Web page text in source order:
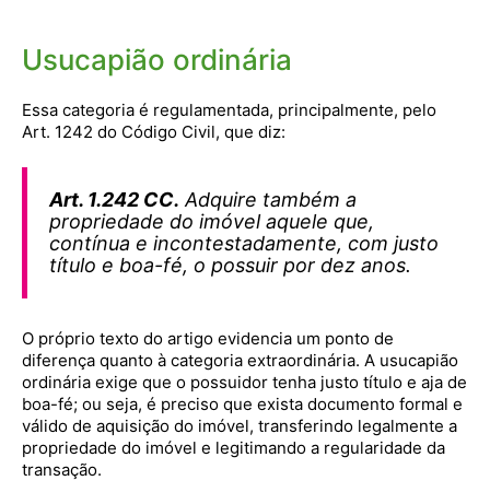
Usucapião ordinária
Essa categoria é regulamentada, principalmente, pelo
Art. 1242 do Código Civil, que diz:
Art. 1.242 CC. Adquire também a
propriedade do imóvel aquele que,
contínua e incontestadamente, com justo
título e boa-fé, o possuir por dez anos.
O próprio texto do artigo evidencia um ponto de
diferença quanto à categoria extraordinária. A usucapião
ordinária exige que o possuidor tenha justo título e aja de
boa-fé; ou seja, é preciso que exista documento formal e
válido de aquisição do imóvel, transferindo legalmente a
propriedade do imóvel e legitimando a regularidade da
transação.